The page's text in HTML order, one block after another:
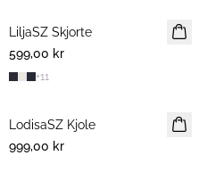
NYHET
LiljaSZ Skjorte
599,00 kr
+11
NYHET
LodisaSZ Kjole
999,00 kr